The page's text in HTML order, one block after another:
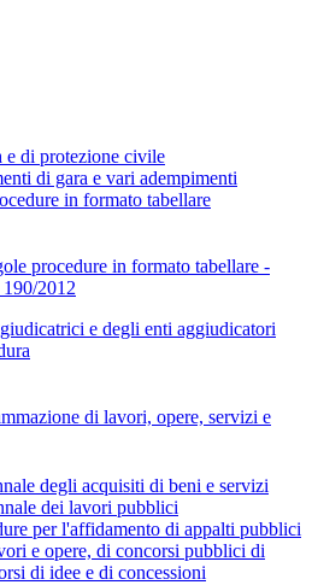
e di protezione civile
di gara e vari adempimenti
in formato tabellare
procedure in formato tabellare -
2012
e degli enti aggiudicatori
di lavori, opere, servizi e
degli acquisiti di beni e servizi
dei lavori pubblici
per l'affidamento di appalti pubblici
e opere, di concorsi pubblici di
di idee e di concessioni